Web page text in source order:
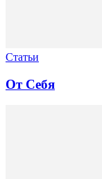
Статьи
От Себя